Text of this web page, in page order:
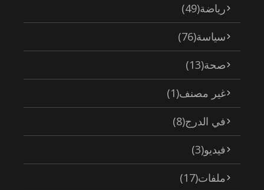
رياضة(49)
سياسة(76)
صحة(13)
غير مصنف(1)
في الدرج(8)
فيديو(3)
ملفات(17)